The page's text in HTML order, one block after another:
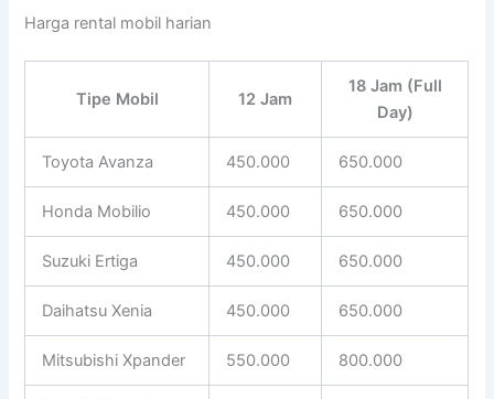
Harga rental mobil harian
Tipe Mobil 12 Jam
18 Jam (Full
Day)
Toyota Avanza 450.000 650.000
Honda Mobilio 450.000 650.000
Suzuki Ertiga 450.000 650.000
Daihatsu Xenia 450.000 650.000
Mitsubishi Xpander 550.000 800.000